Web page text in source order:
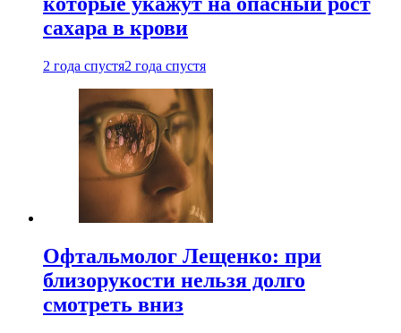
сахара в крови
2 года спустя2 года спустя
Офтальмолог Лещенко: при
близорукости нельзя долго
смотреть вниз